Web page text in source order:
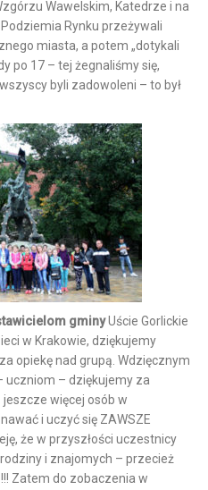
Wawelskim, Katedrze i na
Rynku przeżywali
miasta, a potem „dotykali
po 17 – tej żegnaliśmy się,
byli zadowoleni – to był
gminyUście Gorlickie
w Krakowie, dziękujemy
opiekę nad grupą. Wdzięcznym
– dziękujemy za
więcej osób w
i uczyć się ZAWSZE
że w przyszłości uczestnicy
i znajomych – przecież
Zatem do zobaczenia w